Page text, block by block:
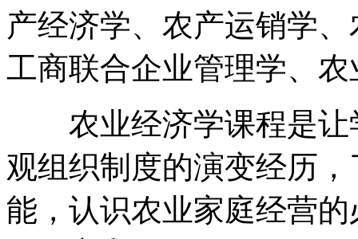
产经济学、农产运销学
工商联合企业管理学、
农业经济学课程是让
观组织制度的演变经历
能，认识农业家庭经营